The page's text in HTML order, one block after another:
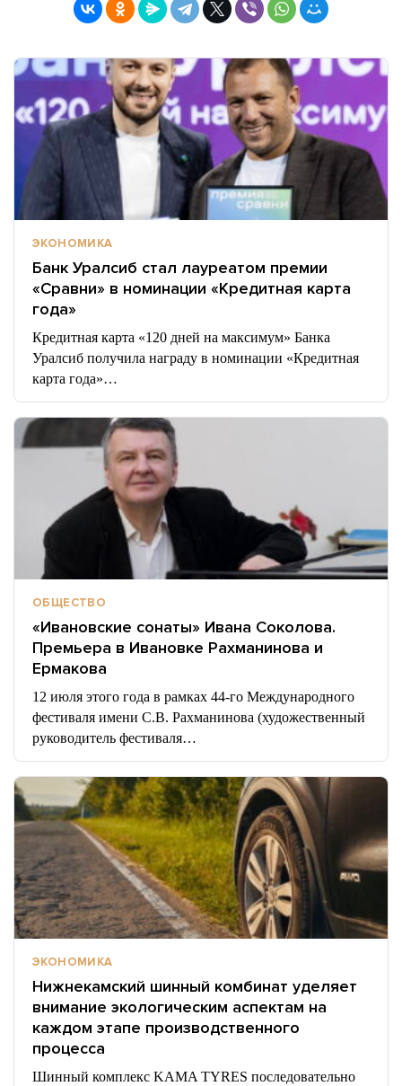
ЭКОНОМИКА
Банк Уралсиб стал лауреатом премии
«Сравни» в номинации «Кредитная карта
года»
Кредитная карта «120 дней на максимум» Банка
Уралсиб получила награду в номинации «Кредитная
карта года»…
ОБЩЕСТВО
«Ивановские сонаты» Ивана Соколова.
Премьера в Ивановке Рахманинова и
Ермакова
12 июля этого года в рамках 44-го Международного
фестиваля имени С.В. Рахманинова (художественный
руководитель фестиваля…
ЭКОНОМИКА
Нижнекамский шинный комбинат уделяет
внимание экологическим аспектам на
каждом этапе производственного
процесса
Шинный комплекс KAMA TYRES последовательно